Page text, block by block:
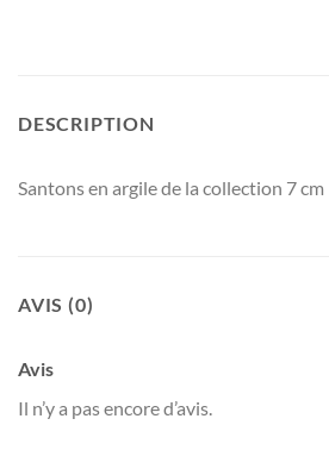
DESCRIPTION
Santons en argile de la collection 7 cm
AVIS (0)
Avis
Il n’y a pas encore d’avis.